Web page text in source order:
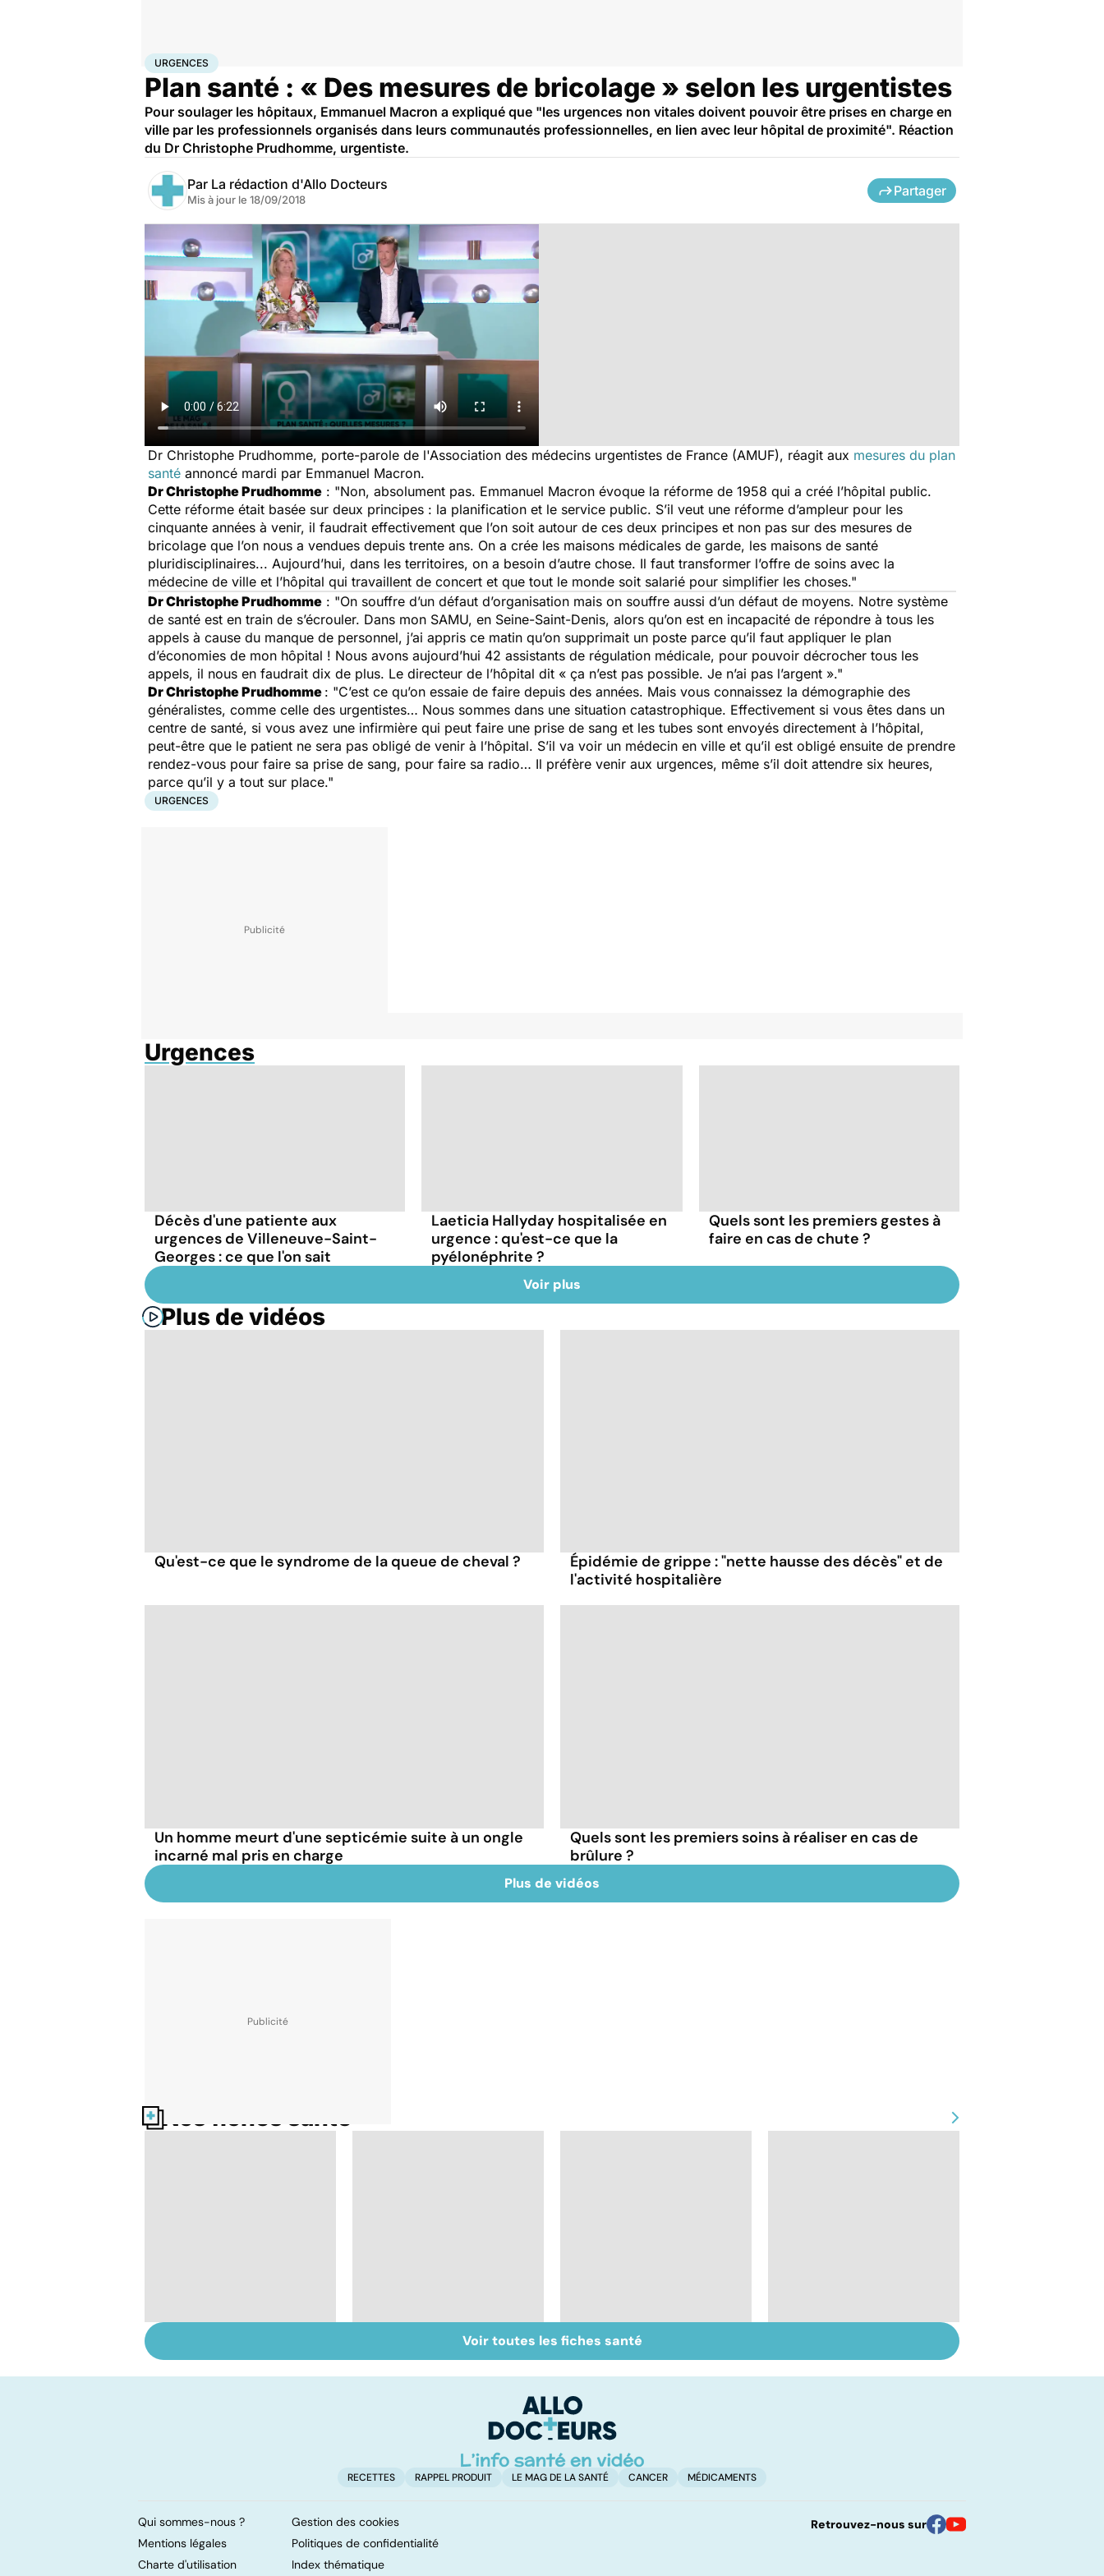
AccueilSantéUrgences
URGENCES
Plan santé : « Des mesures de bricolage » selon les urgentistes
Pour soulager les hôpitaux, Emmanuel Macron a expliqué que "les urgences non vitales doivent pouvoir être prises en charge en
ville par les professionnels organisés dans leurs communautés professionnelles, en lien avec leur hôpital de proximité". Réaction
du Dr Christophe Prudhomme, urgentiste.
Par La rédaction d'Allo Docteurs
Mis à jour le 18/09/2018
Partager
Dr Christophe Prudhomme, porte-parole de l'Association des médecins urgentistes de France (AMUF), réagit aux mesures du plan
santé annoncé mardi par Emmanuel Macron.
Dr Christophe Prudhomme : "Non, absolument pas. Emmanuel Macron évoque la réforme de 1958 qui a créé l’hôpital public.
Cette réforme était basée sur deux principes : la planification et le service public. S’il veut une réforme d’ampleur pour les
cinquante années à venir, il faudrait effectivement que l’on soit autour de ces deux principes et non pas sur des mesures de
bricolage que l’on nous a vendues depuis trente ans. On a crée les maisons médicales de garde, les maisons de santé
pluridisciplinaires... Aujourd’hui, dans les territoires, on a besoin d’autre chose. Il faut transformer l’offre de soins avec la
médecine de ville et l’hôpital qui travaillent de concert et que tout le monde soit salarié pour simplifier les choses."
Dr Christophe Prudhomme : "On souffre d’un défaut d’organisation mais on souffre aussi d’un défaut de moyens. Notre système
de santé est en train de s’écrouler. Dans mon SAMU, en Seine-Saint-Denis, alors qu’on est en incapacité de répondre à tous les
appels à cause du manque de personnel, j’ai appris ce matin qu’on supprimait un poste parce qu’il faut appliquer le plan
d’économies de mon hôpital ! Nous avons aujourd’hui 42 assistants de régulation médicale, pour pouvoir décrocher tous les
appels, il nous en faudrait dix de plus. Le directeur de l’hôpital dit « ça n’est pas possible. Je n’ai pas l’argent »."
Dr Christophe Prudhomme : "C’est ce qu’on essaie de faire depuis des années. Mais vous connaissez la démographie des
généralistes, comme celle des urgentistes… Nous sommes dans une situation catastrophique. Effectivement si vous êtes dans un
centre de santé, si vous avez une infirmière qui peut faire une prise de sang et les tubes sont envoyés directement à l’hôpital,
peut-être que le patient ne sera pas obligé de venir à l’hôpital. S’il va voir un médecin en ville et qu’il est obligé ensuite de prendre
rendez-vous pour faire sa prise de sang, pour faire sa radio… Il préfère venir aux urgences, même s’il doit attendre six heures,
parce qu’il y a tout sur place."
URGENCES
Urgences
Décès d'une patiente aux
urgences de Villeneuve-Saint-
Georges : ce que l'on sait
Laeticia Hallyday hospitalisée en
urgence : qu'est-ce que la
pyélonéphrite ?
Quels sont les premiers gestes à
faire en cas de chute ?
Voir plus
Plus de vidéos
Qu'est-ce que le syndrome de la queue de cheval ?
Épidémie de grippe : "nette hausse des décès" et de
l'activité hospitalière
Un homme meurt d'une septicémie suite à un ongle
incarné mal pris en charge
Quels sont les premiers soins à réaliser en cas de
brûlure ?
Plus de vidéos
Nos fiches santé
quand l'air s'échappe
La méningite : à
traiter en urgence
Tout savoir sur les
infections
amygdales : que faire
Voir toutes les fiches santé
RECETTES RAPPEL PRODUIT LE MAG DE LA SANTÉ CANCER MÉDICAMENTS
Qui sommes-nous ?
Gestion des cookies
Mentions légales
Politiques de confidentialité
Charte d'utilisation
Index thématique
Retrouvez-nous sur